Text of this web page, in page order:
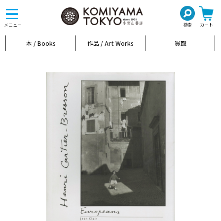
メニュー 検索 カート
toggle
navigation
本 / Books 作品 / Art Works 買取